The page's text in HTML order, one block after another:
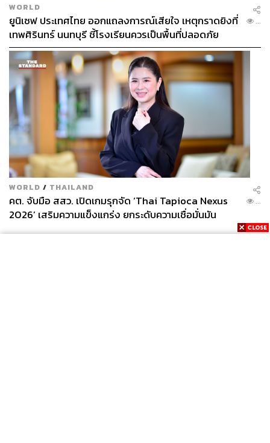
WORLD
ยูนิเซฟ ประเทศไทย ออกแถลงการณ์เสียใจ เหตุกราดยิงที่
เทพศิรินทร์ นนทบุรี ชี้โรงเรียนควรเป็นพื้นที่ปลอดภัย
...
WORLD / THAILAND
คต. จับมือ สสว. เปิดเกมรุกจัด ‘Thai Tapioca Nexus
2026’ เสริมความแข็งแกร่ง ยกระดับความเชื่อมั่นมัน
สำปะหลังไทยในตลาดโลก
...